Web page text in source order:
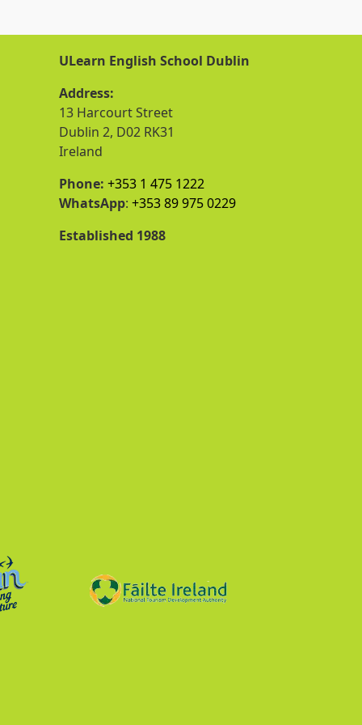
ULearn English School Dublin
Address:
13 Harcourt Street
Dublin 2, D02 RK31
Ireland
Phone: +353 1 475 1222
WhatsApp: +353 89 975 0229
Established 1988